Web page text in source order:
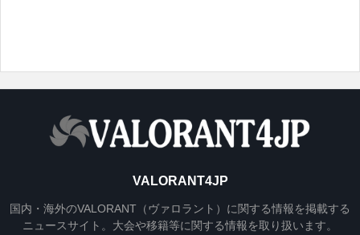
VALORANT4JP
国内・海外のVALORANT（ヴァロラント）に関する情報を掲載する
ニュースサイト。大会や移籍等に関する情報を取り扱います。